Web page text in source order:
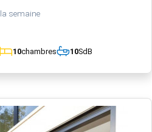
la semaine
10chambres 10SdB